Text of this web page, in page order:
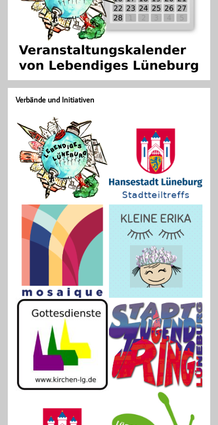
Verbände und Initiativen